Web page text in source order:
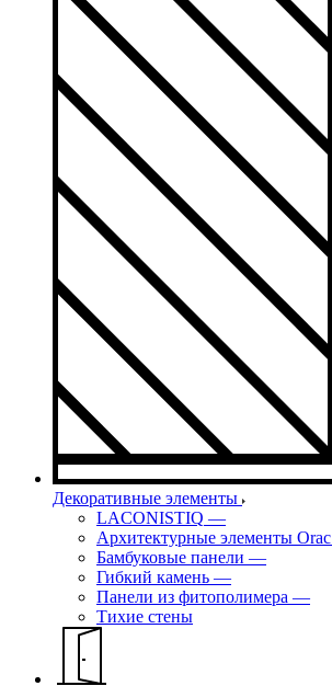
Декоративные элементы
LACONISTIQ —
Архитектурные элементы Orac
Бамбуковые панели —
Гибкий камень —
Панели из фитополимера —
Тихие стены